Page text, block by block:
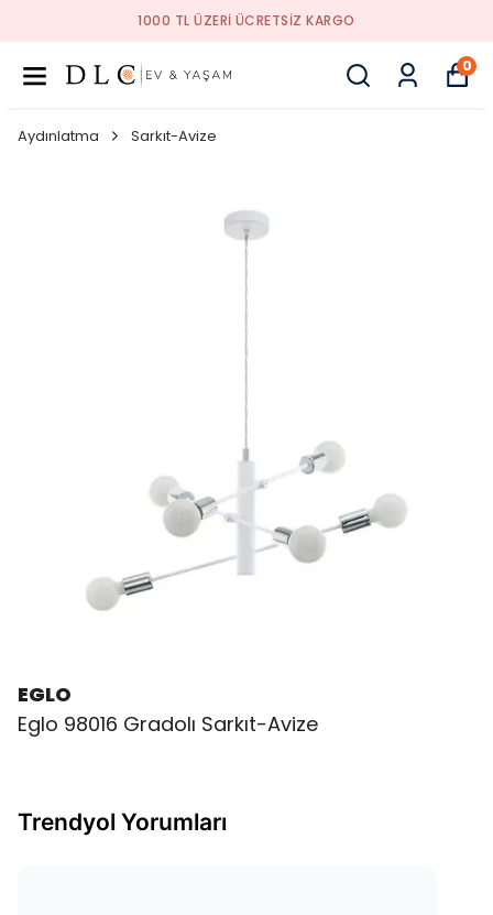
1000 TL ÜZERI ÜCRETSIZ KARGO
0
Aydınlatma Sarkıt-Avize
EGLO
Eglo 98016 Gradolı Sarkıt-Avize
Trendyol Yorumları